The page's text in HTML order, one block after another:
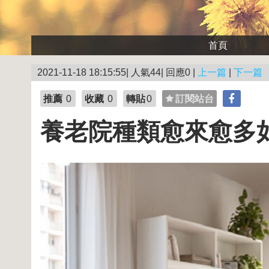
首頁
2021-11-18 18:15:55| 人氣44| 回應0 | 上一篇 下一篇
推薦 0 收藏 0 轉貼0 訂閱站台
養老院種類愈來愈多